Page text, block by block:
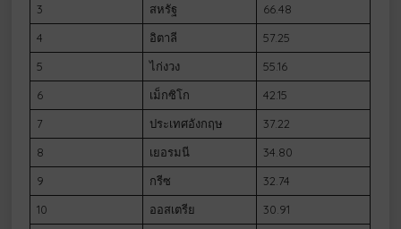
3 สหรัฐ
66.48
4
อิตาลี
57.25
5
ไก่งวง
55.16
6
เม็กซิโก
42.15
7
ประเทศอังกฤษ
37.22
8
เยอรมนี
34.80
9
กรีซ
32.74
10
ออสเตรีย
30.91